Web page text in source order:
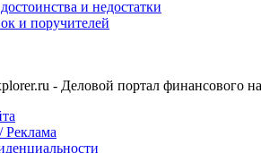
и поручителей
- Деловой портал финансового
Реклама